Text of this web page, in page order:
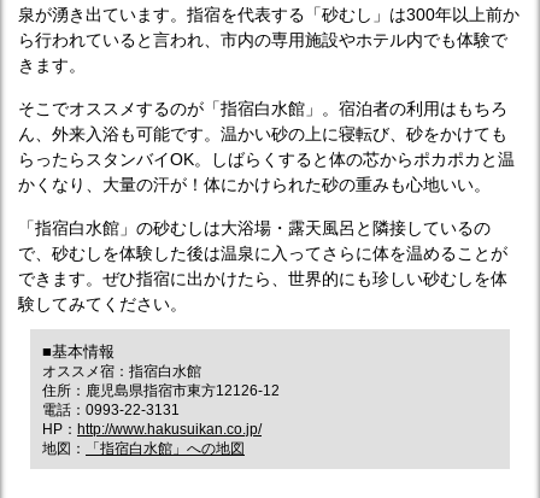
泉が湧き出ています。指宿を代表する「砂むし」は300年以上前か
ら行われていると言われ、市内の専用施設やホテル内でも体験で
きます。
そこでオススメするのが「指宿白水館」。宿泊者の利用はもちろ
ん、外来入浴も可能です。温かい砂の上に寝転び、砂をかけても
らったらスタンバイOK。しばらくすると体の芯からポカポカと温
かくなり、大量の汗が！体にかけられた砂の重みも心地いい。
「指宿白水館」の砂むしは大浴場・露天風呂と隣接しているの
で、砂むしを体験した後は温泉に入ってさらに体を温めることが
できます。ぜひ指宿に出かけたら、世界的にも珍しい砂むしを体
験してみてください。
■基本情報
オススメ宿：指宿白水館
住所：鹿児島県指宿市東方12126-12
電話：0993-22-3131
HP： http://www.hakusuikan.co.jp/
地図：
「指宿白水館」への地図